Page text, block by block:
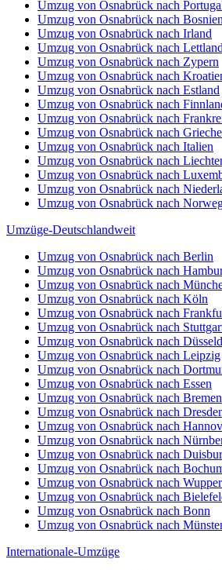
Umzug von Osnabrück nach
Umzug von Osnabrück nach
Umzug von Osnabrück nach Irland
Umzug von Osnabrück nach Lettland
Umzug von Osnabrück nach Zypern
Umzug von Osnabrück nach
Umzug von Osnabrück nach Estland
Umzug von Osnabrück nach
Umzug von Osnabrück nach
Umzug von Osnabrück nach
Umzug von Osnabrück nach Italien
Umzug von Osnabrück nach
Umzug von Osnabrück nach
Umzug von Osnabrück nach
Umzug von Osnabrück nach
Umzüge-Deutschlandweit
Umzug von Osnabrück nach Berlin
Umzug von Osnabrück nach
Umzug von Osnabrück nach
Umzug von Osnabrück nach Köln
Umzug von Osnabrück nach
Umzug von Osnabrück nach
Umzug von Osnabrück nach
Umzug von Osnabrück nach Leipzig
Umzug von Osnabrück nach
Umzug von Osnabrück nach Essen
Umzug von Osnabrück nach Bremen
Umzug von Osnabrück nach
Umzug von Osnabrück nach
Umzug von Osnabrück nach
Umzug von Osnabrück nach
Umzug von Osnabrück nach
Umzug von Osnabrück nach
Umzug von Osnabrück nach
Umzug von Osnabrück nach Bonn
Umzug von Osnabrück nach
Internationale-Umzüge